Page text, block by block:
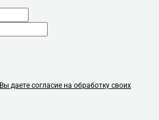
Вы даете согласие на обработку своих